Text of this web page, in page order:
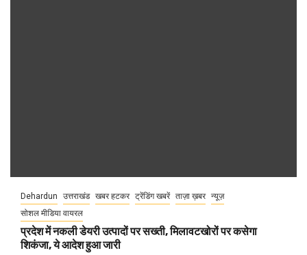
Dehardun उत्तराखंड खबर हटकर ट्रेंडिंग खबरें ताज़ा ख़बर न्यूज़
सोशल मीडिया वायरल
प्रदेश में नकली डेयरी उत्पादों पर सख्ती, मिलावटखोरों पर कसेगा
शिकंजा, ये आदेश हुआ जारी